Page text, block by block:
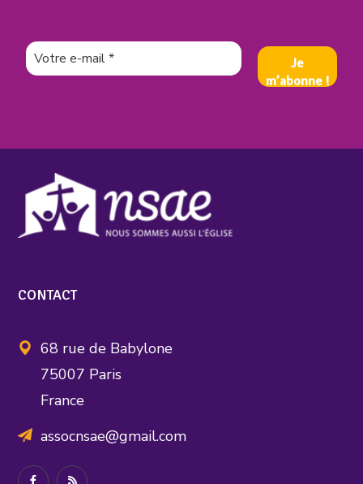
CONTACT
68 rue de Babylone
75007 Paris
France
assocnsae@gmail.com